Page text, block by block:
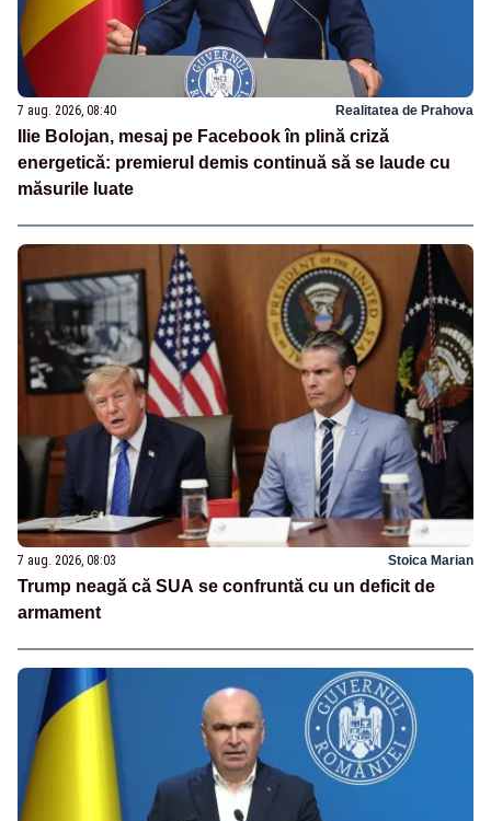
7 aug. 2026, 08:40 Realitatea de Prahova
Ilie Bolojan, mesaj pe Facebook în plină criză
energetică: premierul demis continuă să se laude cu
măsurile luate
7 aug. 2026, 08:03 Stoica Marian
Trump neagă că SUA se confruntă cu un deficit de
armament